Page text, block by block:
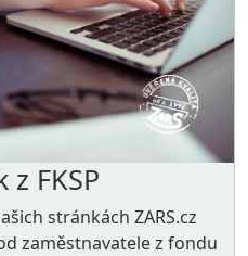
FKSP
stránkách ZARS.cz
zaměstnavatele z fondu